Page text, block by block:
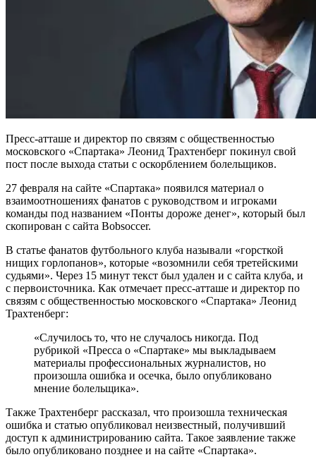
Пресс-атташе и директор по связям с общественностью
московского «Спартака» Леонид Трахтенберг покинул свой
пост после выхода статьи с оскорблением болельщиков.
27 февраля на сайте «Спартака» появился материал о
взаимоотношениях фанатов с руководством и игроками
команды под названием «Понты дороже денег», который был
скопирован с сайта Bobsoccer.
В статье фанатов футбольного клуба называли «горсткой
нищих горлопанов», которые «возомнили себя третейскими
судьями». Через 15 минут текст был удален и с сайта клуба, и
с первоисточника. Как отмечает пресс-атташе и директор по
связям с общественностью московского «Спартака» Леонид
Трахтенберг:
«Случилось то, что не случалось никогда. Под
рубрикой «Пресса о «Спартаке» мы выкладываем
материалы профессиональных журналистов, но
произошла ошибка и осечка, было опубликовано
мнение болельщика».
Также Трахтенберг рассказал, что произошла техническая
ошибка и статью опубликовал неизвестный, получивший
доступ к администрированию сайта. Такое заявление также
было опубликовано позднее и на сайте «Спартака».